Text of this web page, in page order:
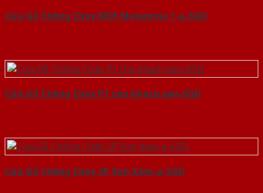
Cửa Gỗ Chống Cháy MDF Melamine 1-a-SGD
Cửa Gỗ Chống Cháy P1 cho khach san-SGD
Cửa Gỗ Chống Cháy 2P Sơn Xám-a-SGD